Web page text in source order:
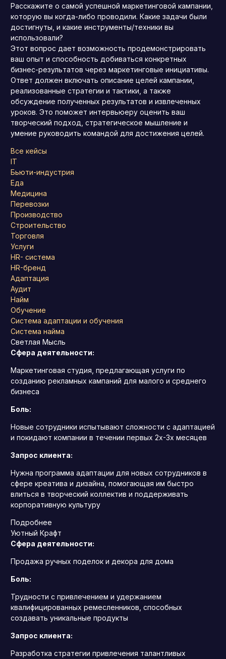
Расскажите о самой успешной маркетинговой кампании,
которую вы когда-либо проводили. Какие задачи были
достигнуты, и какие инструменты/техники вы
использовали?
Этот вопрос дает возможность продемонстрировать
ваш опыт и способность добиваться конкретных
бизнес-результатов через маркетинговые инициативы.
Ответ должен включать описание целей кампании,
реализованные стратегии и тактики, а также
обсуждение полученных результатов и извлеченных
уроков. Это поможет интервьюеру оценить ваш
творческий подход, стратегическое мышление и
умение руководить командой для достижения целей.
Все кейсы
IT
Бьюти-индустрия
Еда
Медицина
Перевозки
Производство
Строительство
Торговля
Услуги
HR- система
HR-бренд
Адаптация
Аудит
Найм
Обучение
Система адаптации и обучения
Система найма
Светлая Мысль
Сфера деятельности:
Маркетинговая студия, предлагающая услуги по
созданию рекламных кампаний для малого и среднего
бизнеса
Боль:
Новые сотрудники испытывают сложности с адаптацией
и покидают компании в течении первых 2х-3х месяцев
Запрос клиента:
Нужна программа адаптации для новых сотрудников в
сфере креатива и дизайна, помогающая им быстро
влиться в творческий коллектив и поддерживать
корпоративную культуру
Подробнее
Уютный Крафт
Сфера деятельности:
Продажа ручных поделок и декора для дома
Боль:
Трудности с привлечением и удержанием
квалифицированных ремесленников, способных
создавать уникальные продукты
Запрос клиента:
Разработка стратегии привлечения талантливых